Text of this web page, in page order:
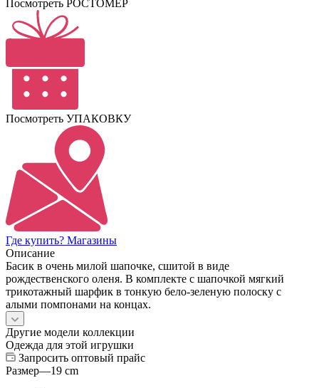
Посмотреть РОСТОМЕР
Посмотреть УПАКОВКУ
Где купить? Магазины
Описание
Басик в очень милой шапочке, сшитой в виде
рождественского оленя. В комплекте с шапочкой мягкий
трикотажный шарфик в тонкую бело-зеленую полоску с
алыми помпонами на концах.
Другие модели коллекции
Одежда для этой игрушки
Запросить оптовый прайс
Размер—19 cm